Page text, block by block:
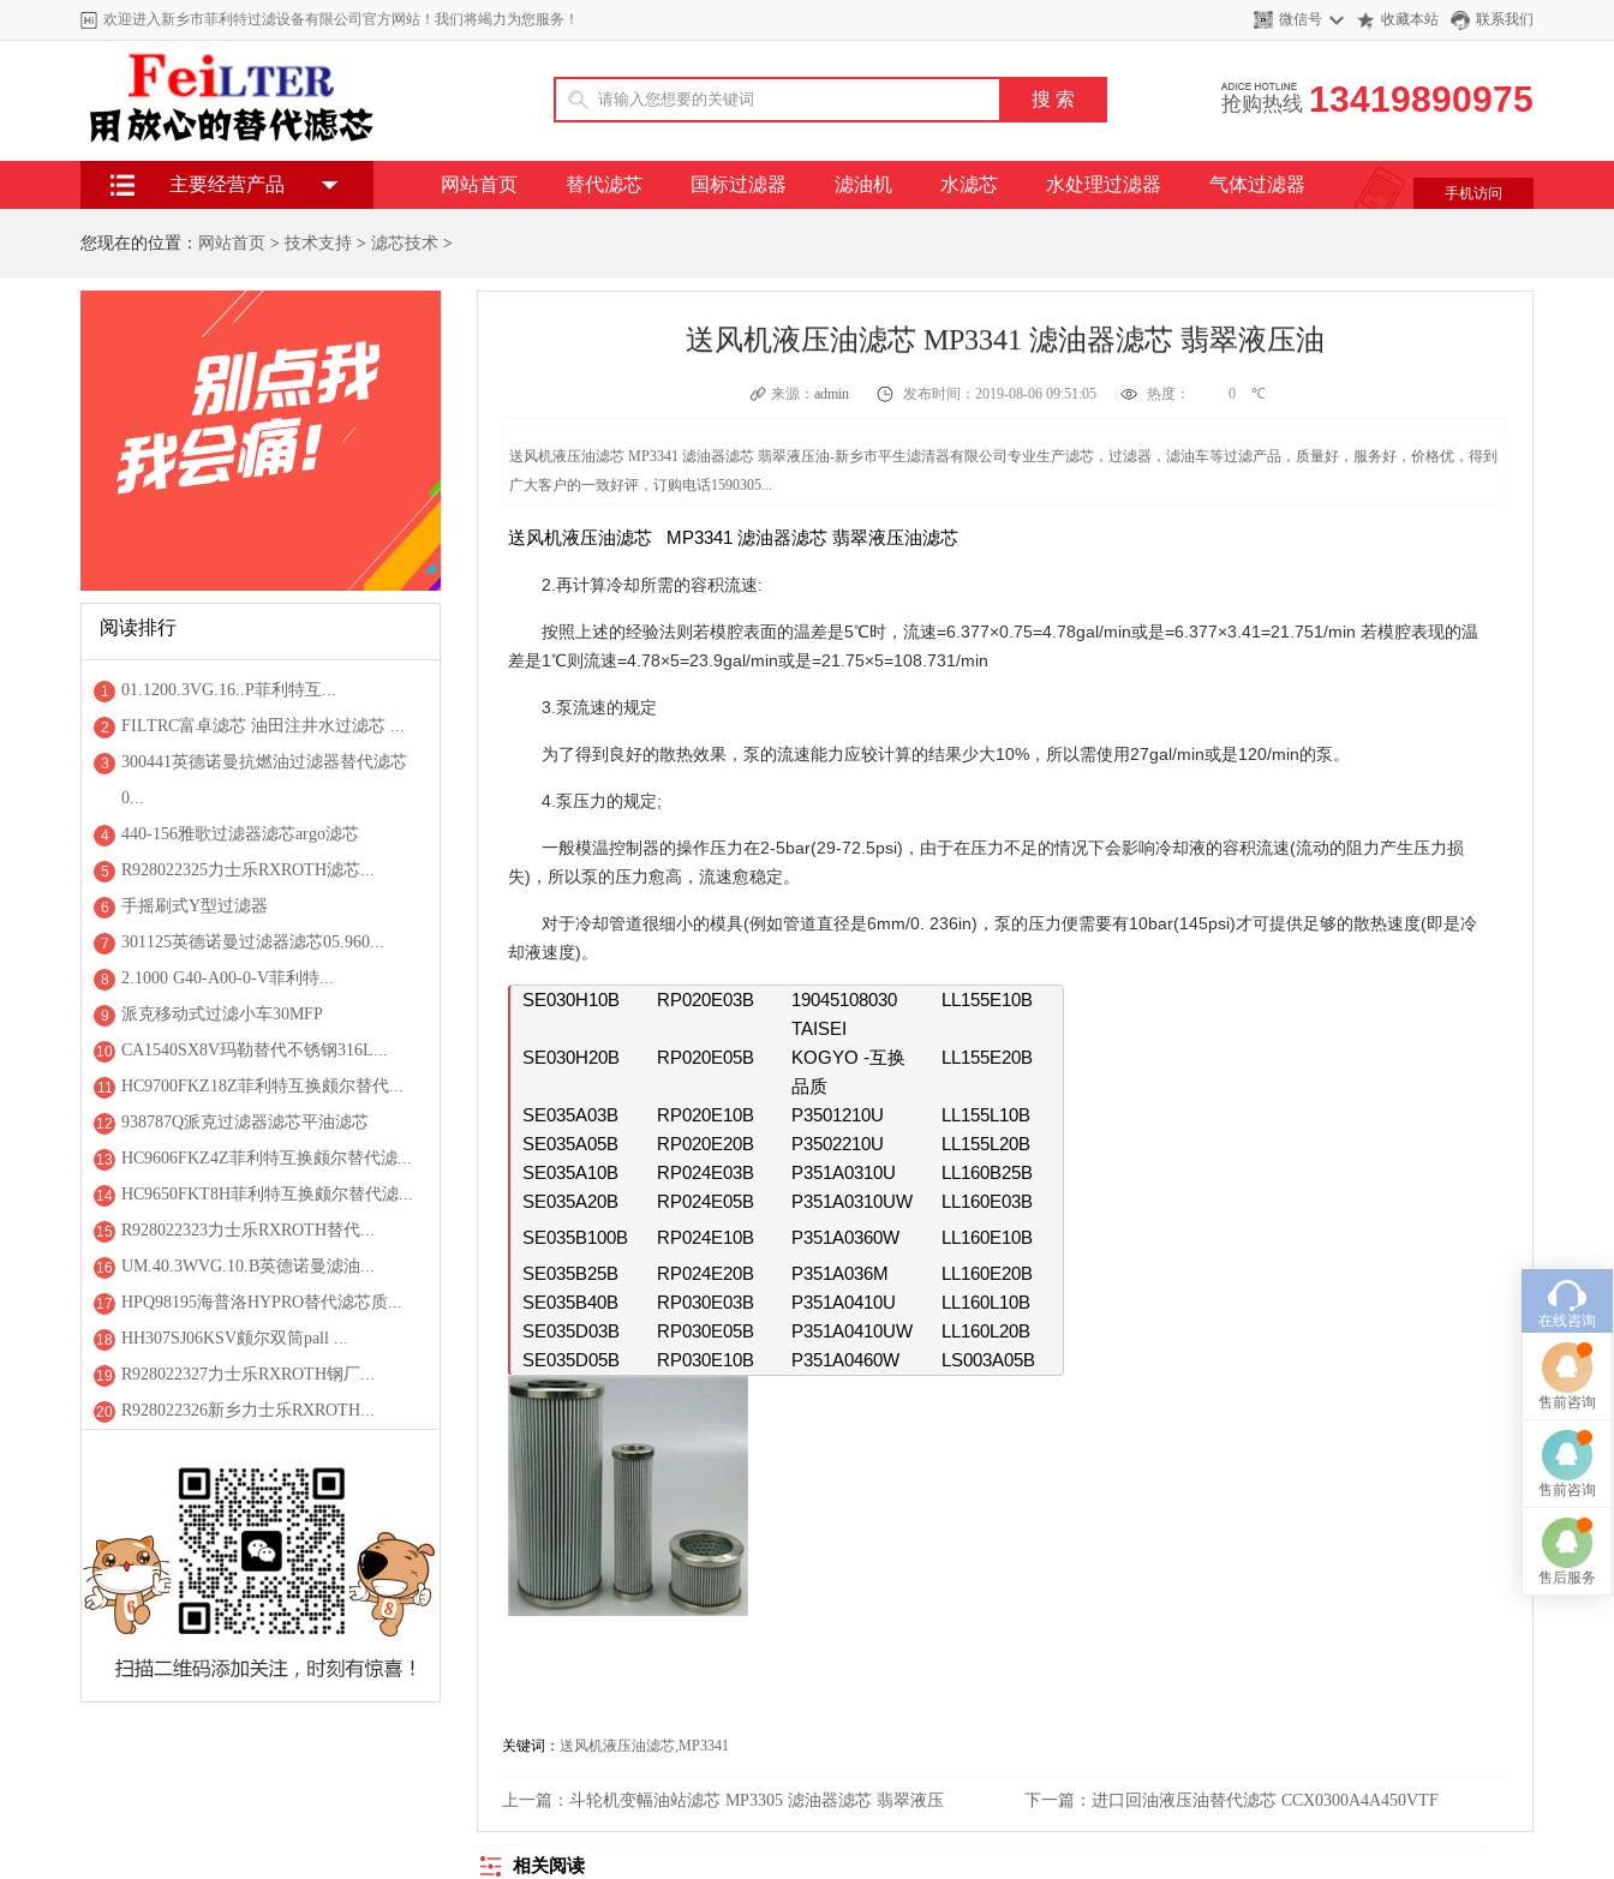
欢迎进入新乡市菲利特过滤设备有限公司官方网站！我们将竭力为您服务！ 微信号 收藏本站 联系我们
抢购热线 13419890975
网站首页 替代滤芯 国标过滤器 滤油机 水滤芯 水处理过滤器 气体过滤器 手机访问
主要经营产品
您现在的位置： 网站首页 > 技术支持 > 滤芯技术 >
阅读排行
1 01.1200.3VG.16..P菲利特互...
2 FILTRC富卓滤芯 油田注井水过滤芯 ...
3
300441英德诺曼抗燃油过滤器替代滤芯
0...
4 440-156雅歌过滤器滤芯argo滤芯
5 R928022325力士乐RXROTH滤芯...
6 手摇刷式Y型过滤器
7 301125英德诺曼过滤器滤芯05.960...
8 2.1000 G40-A00-0-V菲利特...
9 派克移动式过滤小车30MFP
10 CA1540SX8V玛勒替代不锈钢316L...
11 HC9700FKZ18Z菲利特互换颇尔替代...
12 938787Q派克过滤器滤芯平油滤芯
13 HC9606FKZ4Z菲利特互换颇尔替代滤...
14 HC9650FKT8H菲利特互换颇尔替代滤...
15 R928022323力士乐RXROTH替代...
16 UM.40.3WVG.10.B英德诺曼滤油...
17 HPQ98195海普洛HYPRO替代滤芯质...
18 HH307SJ06KSV颇尔双筒pall ...
19 R928022327力士乐RXROTH钢厂...
20 R928022326新乡力士乐RXROTH...
送风机液压油滤芯 MP3341 滤油器滤芯 翡翠液压油
来源： admin 发布时间：2019-08-06 09:51:05 热度： 0 ℃
送风机液压油滤芯 MP3341 滤油器滤芯 翡翠液压油-新乡市平生滤清器有限公司专业生产滤芯，过滤器，滤油车等过滤产品，质量好，服务好，价格优，得到
广大客户的一致好评，订购电话1590305...
送风机液压油滤芯 MP3341 滤油器滤芯 翡翠液压油滤芯
2.再计算冷却所需的容积流速:
按照上述的经验法则若模腔表面的温差是5℃时，流速=6.377×0.75=4.78gal/min或是=6.377×3.41=21.751/min 若模腔表现的温
差是1℃则流速=4.78×5=23.9gal/min或是=21.75×5=108.731/min
3.泵流速的规定
为了得到良好的散热效果，泵的流速能力应较计算的结果少大10%，所以需使用27gal/min或是120/min的泵。
4.泵压力的规定;
一般模温控制器的操作压力在2-5bar(29-72.5psi)，由于在压力不足的情况下会影响冷却液的容积流速(流动的阻力产生压力损
失)，所以泵的压力愈高，流速愈稳定。
对于冷却管道很细小的模具(例如管道直径是6mm/0. 236in)，泵的压力便需要有10bar(145psi)才可提供足够的散热速度(即是冷
却液速度)。
SE030H10B RP020E03B 19045108030 LL155E10B
SE030H20B RP020E05B
TAISEI
KOGYO -互换
品质
LL155E20B
SE035A03B RP020E10B P3501210U
LL155L10B
SE035A05B
RP020E20B P3502210U
LL155L20B
SE035A10B
RP024E03B P351A0310U
LL160B25B
SE035A20B
RP024E05B P351A0310UW
LL160E03B
SE035B100B
RP024E10B P351A0360W
LL160E10B
SE035B25B
RP024E20B P351A036M
LL160E20B
SE035B40B
RP030E03B P351A0410U
LL160L10B
SE035D03B
RP030E05B P351A0410UW
LL160L20B
SE035D05B
RP030E10B P351A0460W LS003A05B
关键词： 送风机液压油滤芯,MP3341
上一篇： 斗轮机变幅油站滤芯 MP3305 滤油器滤芯 翡翠液压 下一篇： 进口回油液压油替代滤芯 CCX0300A4A450VTF
相关阅读
在线咨询
售前咨询
售前咨询
售后服务